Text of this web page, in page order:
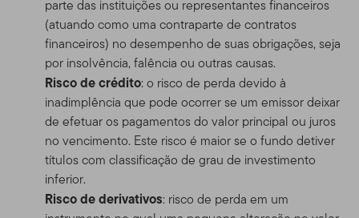
parte das instituições ou representantes financeiros
(atuando como uma contraparte de contratos
financeiros) no desempenho de suas obrigações, seja
por insolvência, falência ou outras causas.
Risco de crédito: o risco de perda devido à
inadimplência que pode ocorrer se um emissor deixar
de efetuar os pagamentos do valor principal ou juros
no vencimento. Este risco é maior se o fundo detiver
títulos com classificação de grau de investimento
inferior.
Risco de derivativos: risco de perda em um